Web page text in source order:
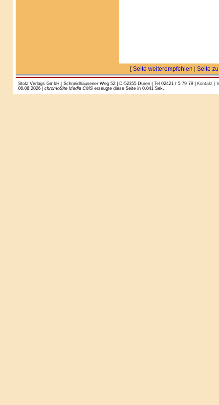
[Seite weiterempfehlen Seite
Stolz Verlags GmbH | Schneidhausener Weg 52 | D-52355 Düren | Tel 02421 / 5 79 79 | Kontakt|
06.08.2026 | chromoSite Media CMSerzeugte diese Seite in 0.041 Sek.